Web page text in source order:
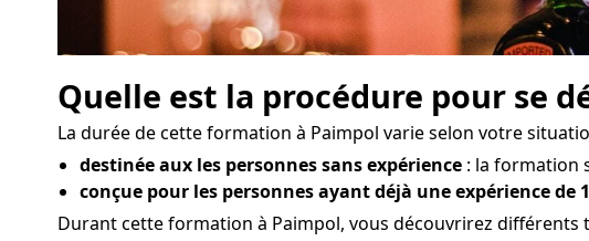
Quelle est la procédure pour se
La durée de cette formation à Paimpol varie selon votre
destinée aux les personnes sans expérience : la formation
conçue pour les personnes ayant déjà une expérience de
Durant cette formation à Paimpol, vous découvrirez différents